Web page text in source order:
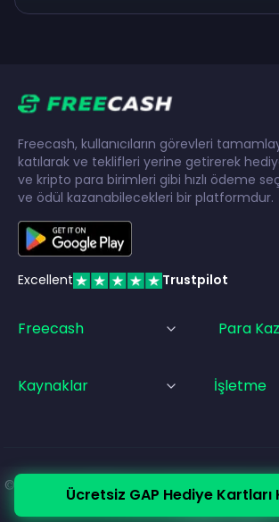
Ücretsiz GAP Hediye Kartları
Freecash, kullanıcıların görevleri
katılarak ve teklifleri yerine getirerek
ve kripto para birimleri gibi hızlı ödeme
ve ödül kazanabilecekleri bir platformdur.
Excellent Trustpilot
Freecash Para
Kaynaklar İşletme
© Freecash 2026 Hizmet Şartları Gizlilik
•Künye